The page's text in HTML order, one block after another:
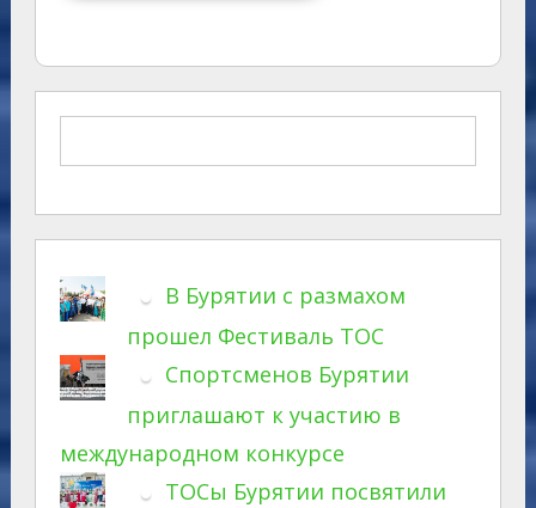
В Бурятии с размахом
прошел Фестиваль ТОС
Спортсменов Бурятии
приглашают к участию в
международном конкурсе
ТОСы Бурятии посвятили